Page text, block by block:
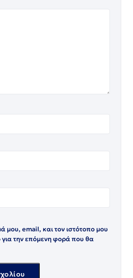
μου, email, και τον ιστότοπο μου
για την επόμενη φορά που θα